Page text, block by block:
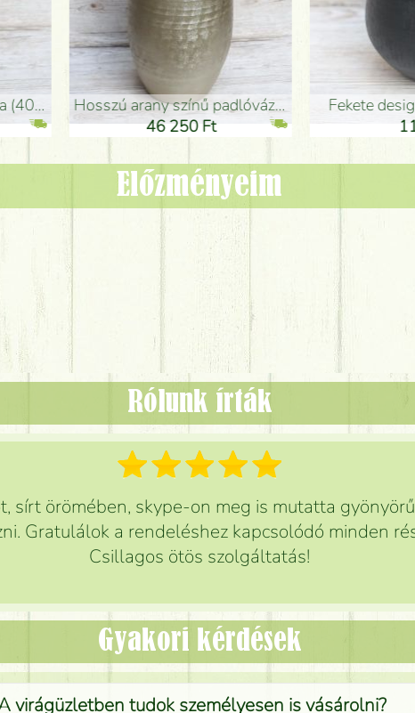
(50x29cm)
fekete design váza (15x20cm)
11 250 Ft
Előzményeim
Rólunk írták
sírt örömében, skype-on meg is mutatta
Gratulálok a rendeléshez kapcsolódó minden
Csillagos ötös szolgáltatás!
Gyakori kérdések
virágüzletben tudok személyesen is vásárolni?